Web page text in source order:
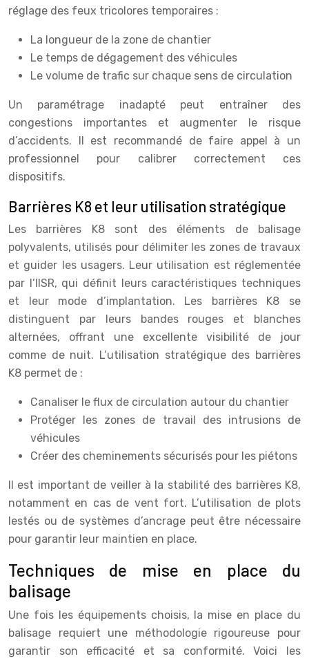
réglage des feux tricolores temporaires :
La longueur de la zone de chantier
Le temps de dégagement des véhicules
Le volume de trafic sur chaque sens de circulation
Un paramétrage inadapté peut entraîner des
congestions importantes et augmenter le risque
d’accidents. Il est recommandé de faire appel à un
professionnel pour calibrer correctement ces
dispositifs.
Barrières K8 et leur utilisation stratégique
Les barrières K8 sont des éléments de balisage
polyvalents, utilisés pour délimiter les zones de travaux
et guider les usagers. Leur utilisation est réglementée
par l’IISR, qui définit leurs caractéristiques techniques
et leur mode d’implantation. Les barrières K8 se
distinguent par leurs bandes rouges et blanches
alternées, offrant une excellente visibilité de jour
comme de nuit. L’utilisation stratégique des barrières
K8 permet de :
Canaliser le flux de circulation autour du chantier
Protéger les zones de travail des intrusions de
véhicules
Créer des cheminements sécurisés pour les piétons
Il est important de veiller à la stabilité des barrières K8,
notamment en cas de vent fort. L’utilisation de plots
lestés ou de systèmes d’ancrage peut être nécessaire
pour garantir leur maintien en place.
Techniques de mise en place du
balisage
Une fois les équipements choisis, la mise en place du
balisage requiert une méthodologie rigoureuse pour
garantir son efficacité et sa conformité. Voici les